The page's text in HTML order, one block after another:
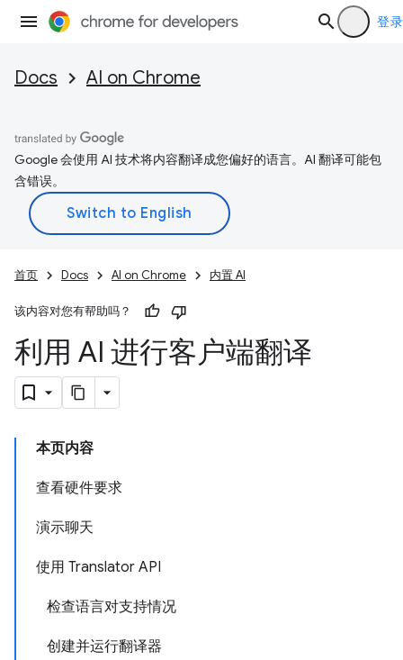
登录
Docs AI on Chrome
Google 会使用 AI 技术将内容翻译成您偏好的语言。AI 翻译可能包
含错误。
首页 Docs AI on Chrome 内置 AI
该内容对您有帮助吗？
利用 AI 进行客户端翻译
本页内容
查看硬件要求
演示聊天
使用 Translator API
检查语言对支持情况
创建并运行翻译器